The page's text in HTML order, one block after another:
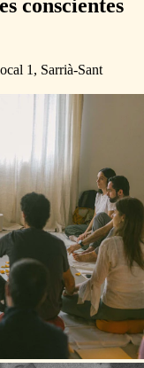
conscientes
1, Sarrià-Sant